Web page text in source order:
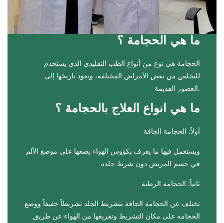
ما هي الحجامة ؟
الحجامة هي نوع من أنواع الطب التقليدي الذي يستخدم
للتخلص من بعض الأمراض المختلفة، ويعود تاريخها إلى
العصور القديمة.
ما هي انواع العلاج بالحجامة ؟
أولاً: الحجامة الجافة
ويستعمل فيها ما يعرف بكؤوس الهواء يضعها على موضع الألم
في جسم المريض دون شرط جلده
ثانياً: الحجامة الرطبة
تختلف عن الحجامة الجافة بتشريط الجلد تشريطاً خفيفاً ووضع
الحجامه على مكان التشريط وتفريغها من الهواء عن طريق